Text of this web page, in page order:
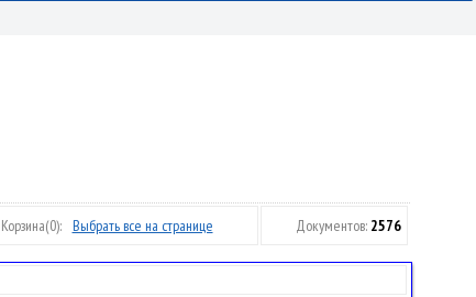
Корзина(0): Выбрать все на странице Документов: 2576